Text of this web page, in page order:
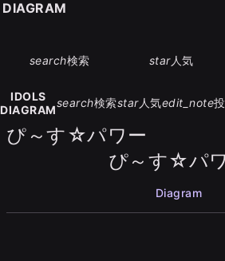
search検索 star人気
IDOLS
DIAGRAM
search検索star人気edit_note
ぴ～す☆パワー
ぴ～す☆パ
Diagram